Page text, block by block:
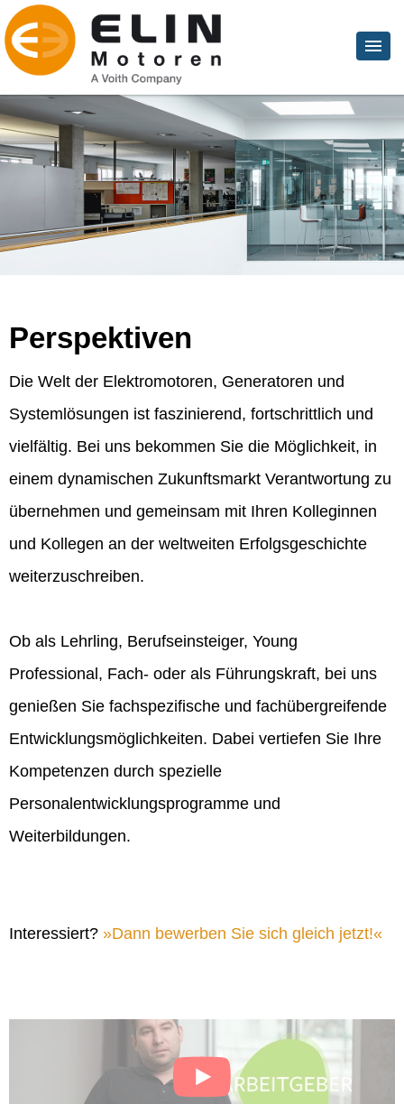
Perspektiven
Die Welt der Elektromotoren, Generatoren und
Systemlösungen ist faszinierend, fortschrittlich und
vielfältig. Bei uns bekommen Sie die Möglichkeit, in
einem dynamischen Zukunftsmarkt Verantwortung zu
übernehmen und gemeinsam mit Ihren Kolleginnen
und Kollegen an der weltweiten Erfolgsgeschichte
weiterzuschreiben.
Ob als Lehrling, Berufseinsteiger, Young
Professional, Fach- oder als Führungskraft, bei uns
genießen Sie fachspezifische und fachübergreifende
Entwicklungsmöglichkeiten. Dabei vertiefen Sie Ihre
Kompetenzen durch spezielle
Personalentwicklungsprogramme und
Weiterbildungen.
Interessiert? Dann bewerben Sie sich gleich jetzt!